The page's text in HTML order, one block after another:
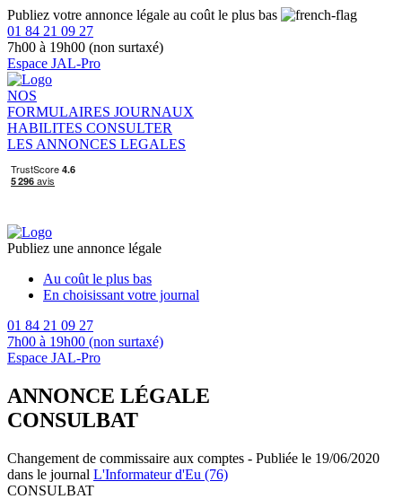
Publiez votre annonce légale au coût le plus bas
01 84 21 09 27
7h00 à 19h00 (non surtaxé)
Espace JAL-Pro
NOS
FORMULAIRES JOURNAUX
HABILITES CONSULTER
LES ANNONCES LEGALES
Publiez une annonce légale
Au coût le plus bas
En choisissant votre journal
01 84 21 09 27
7h00 à 19h00 (non surtaxé)
Espace JAL-Pro
ANNONCE LÉGALE
CONSULBAT
Changement de commissaire aux comptes - Publiée le 19/06/2020
dans le journal L'Informateur d'Eu (76)
CONSULBAT